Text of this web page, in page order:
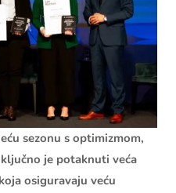
sezonu s optimizmom,
je potaknuti veća
osiguravaju veću